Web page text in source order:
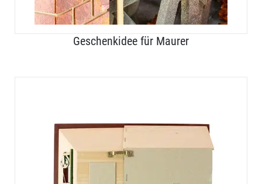
Geschenkidee für Maurer